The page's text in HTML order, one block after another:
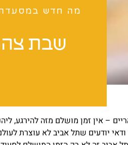
מה חדש
שבת
– אין זמן מושלם מזה להירגע,
יודעים שתל אביב לא עוצרת